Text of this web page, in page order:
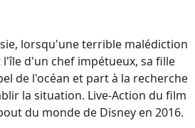
lorsqu'une terrible malédiction
d'un chef impétueux, sa fille
de l'océan et part à la recherche
la situation. Live-Action du film
du monde de Disney en 2016.